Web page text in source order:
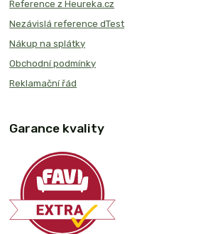
Reference z Heureka.cz
Nezávislá reference dTest
Nákup na splátky
Obchodní podmínky
Reklamační řád
Garance kvality